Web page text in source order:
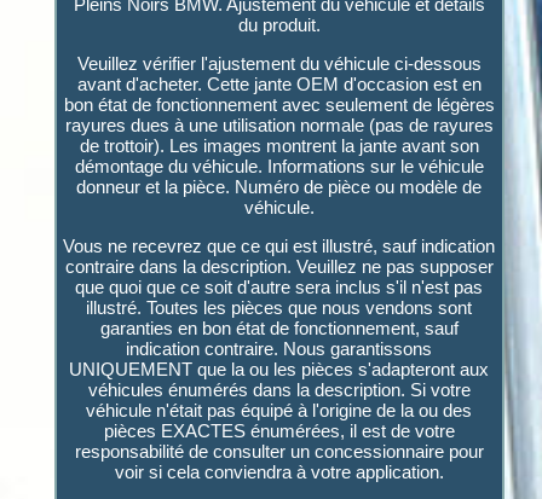
Pleins Noirs BMW. Ajustement du véhicule et détails
du produit.
Veuillez vérifier l'ajustement du véhicule ci-dessous
avant d'acheter. Cette jante OEM d'occasion est en
bon état de fonctionnement avec seulement de légères
rayures dues à une utilisation normale (pas de rayures
de trottoir). Les images montrent la jante avant son
démontage du véhicule. Informations sur le véhicule
donneur et la pièce. Numéro de pièce ou modèle de
véhicule.
Vous ne recevrez que ce qui est illustré, sauf indication
contraire dans la description. Veuillez ne pas supposer
que quoi que ce soit d'autre sera inclus s'il n'est pas
illustré. Toutes les pièces que nous vendons sont
garanties en bon état de fonctionnement, sauf
indication contraire. Nous garantissons
UNIQUEMENT que la ou les pièces s'adapteront aux
véhicules énumérés dans la description. Si votre
véhicule n'était pas équipé à l'origine de la ou des
pièces EXACTES énumérées, il est de votre
responsabilité de consulter un concessionnaire pour
voir si cela conviendra à votre application.